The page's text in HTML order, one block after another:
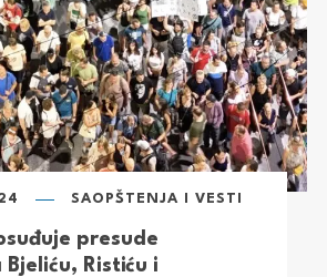
SAOPŠTENJA I VESTI
presude
Ristiću i